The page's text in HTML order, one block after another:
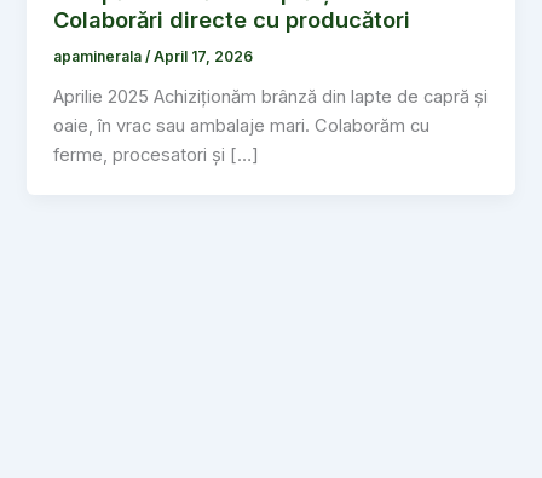
Colaborări directe cu producători
apaminerala/April 17, 2026
Aprilie 2025 Achiziționăm brânză din lapte de capră și
oaie, în vrac sau ambalaje mari. Colaborăm cu
ferme, procesatori și […]